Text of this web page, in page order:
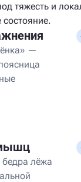
тяжесть и
—
лёжа